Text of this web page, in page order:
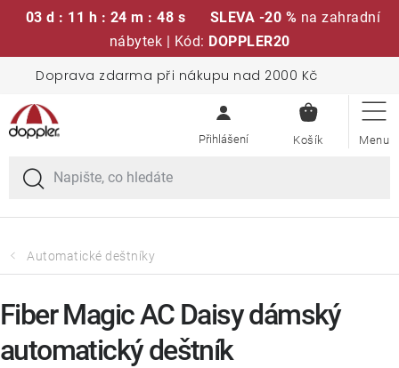
03 d : 11 h : 24 m : 47 s SLEVA -20 % na zahradní
nábytek | Kód: DOPPLER20
obsah
Doprava zdarma při nákupu nad 2000 Kč
KOŠÍK
Sedací soupravy
Slunečníky
Křesla a židle
Lavice a houpačky
Automatické deštníky
Fiber Magic AC Daisy dámský
automatický deštník